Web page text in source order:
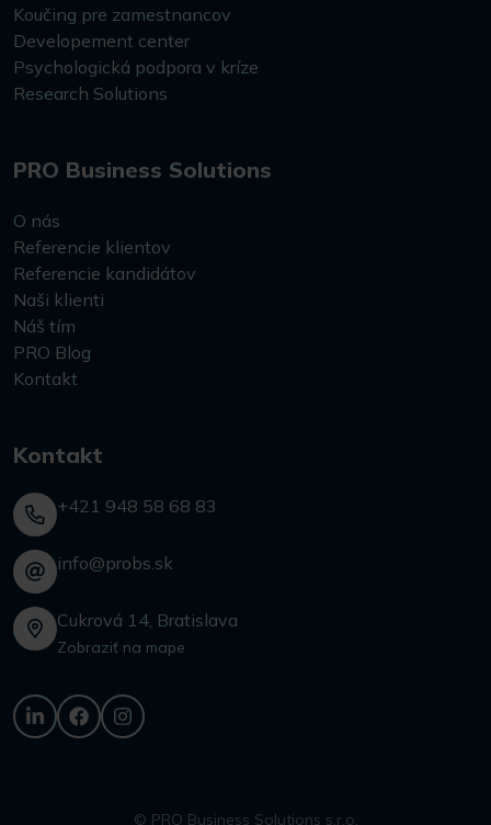
Koučing pre zamestnancov
Developement center
Psychologická podpora v kríze
Research Solutions
PRO Business Solutions
O nás
Referencie klientov
Referencie kandidátov
Naši klienti
Náš tím
PRO Blog
Kontakt
Kontakt
+421 948 58 68 83
info@probs.sk
Cukrová 14, Bratislava
Zobraziť na mape
© PRO Business Solutions s.r.o.